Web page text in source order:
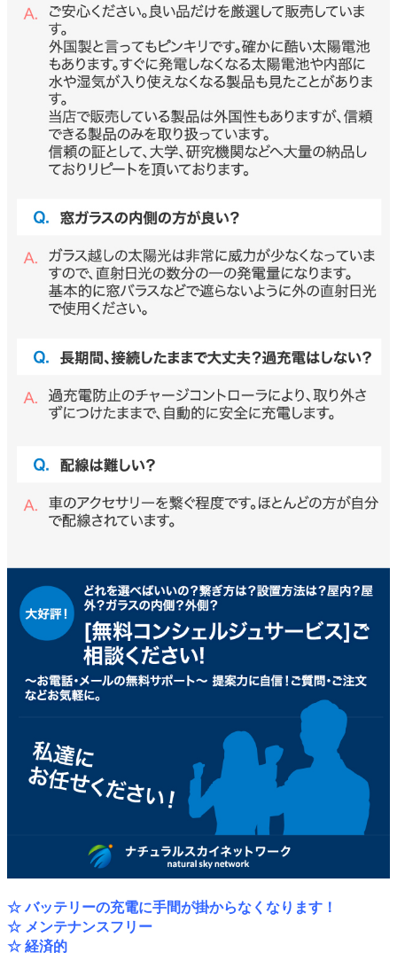
☆ バッテリーの充電に手間が掛からなくなります！
☆ メンテナンスフリー
☆ 経済的